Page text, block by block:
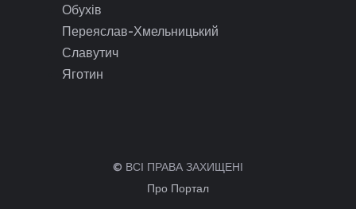
Обухів
Переяслав-Хмельницький
Славутич
Яготин
© ВСІ ПРАВА ЗАХИЩЕНІ
Про Портал